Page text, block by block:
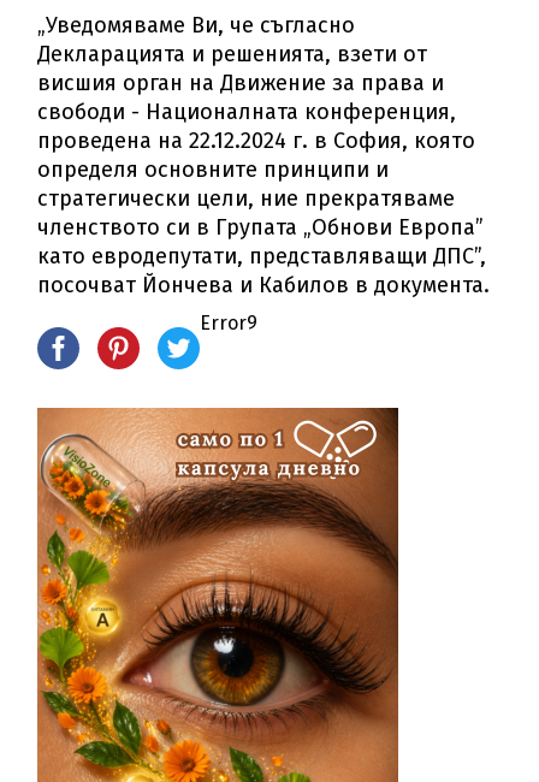
„Уведомяваме Ви, че съгласно
Декларацията и решенията, взети от
висшия орган на Движение за права и
свободи - Националната конференция,
проведена на 22.12.2024 г. в София, която
определя основните принципи и
стратегически цели, ние прекратяваме
членството си в Групата „Обнови Европа”
като евродепутати, представляващи ДПС”,
посочват Йончева и Кабилов в документа.
Error9